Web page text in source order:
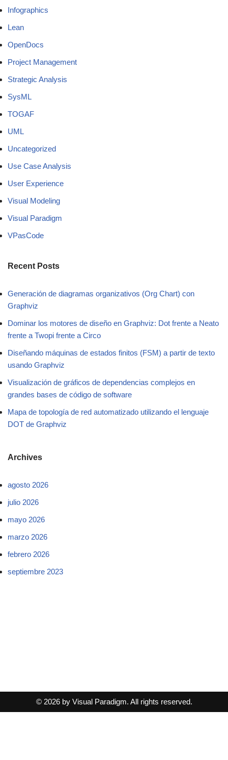
Infographics
Lean
OpenDocs
Project Management
Strategic Analysis
SysML
TOGAF
UML
Uncategorized
Use Case Analysis
User Experience
Visual Modeling
Visual Paradigm
VPasCode
Recent Posts
Generación de diagramas organizativos (Org Chart) con
Graphviz
Dominar los motores de diseño en Graphviz: Dot frente a Neato
frente a Twopi frente a Circo
Diseñando máquinas de estados finitos (FSM) a partir de texto
usando Graphviz
Visualización de gráficos de dependencias complejos en
grandes bases de código de software
Mapa de topología de red automatizado utilizando el lenguaje
DOT de Graphviz
Archives
agosto 2026
julio 2026
mayo 2026
marzo 2026
febrero 2026
septiembre 2023
© 2026 by Visual Paradigm. All rights reserved.